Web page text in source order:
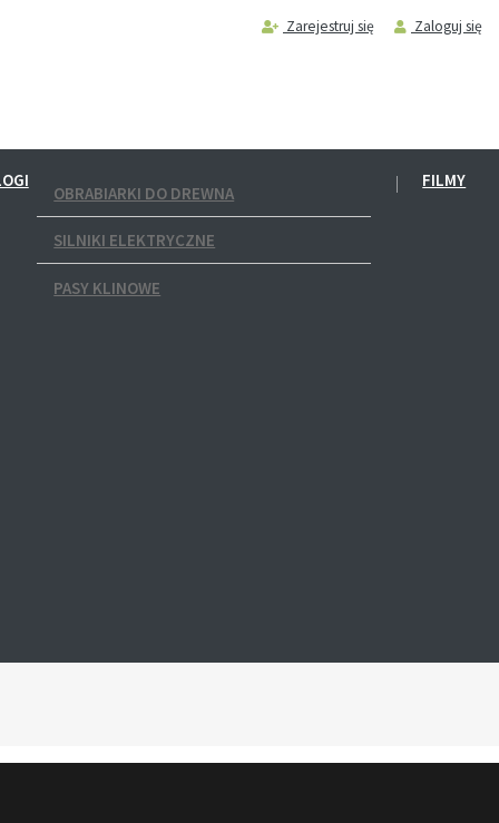
Zarejestruj się Zaloguj się
OBRABIARKI DO DREWNA
SILNIKI ELEKTRYCZNE
PASY KLINOWE
FILMY